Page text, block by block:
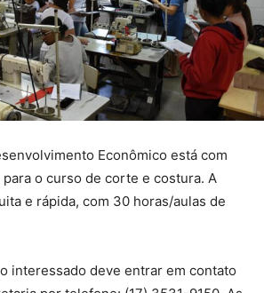
Econômico está com
o curso de corte e costura. A
e rápida, com 30 horas/aulas de
interessado deve entrar em contato